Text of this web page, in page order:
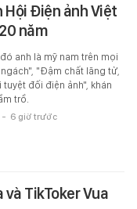
Hội Điện ảnh Việt
năm
anh là mỹ nam trên mọi
"Đậm chất lãng tử,
tuyệt đối điện ảnh", khán
trồ.
- 6 giờ trước
và TikToker Vua